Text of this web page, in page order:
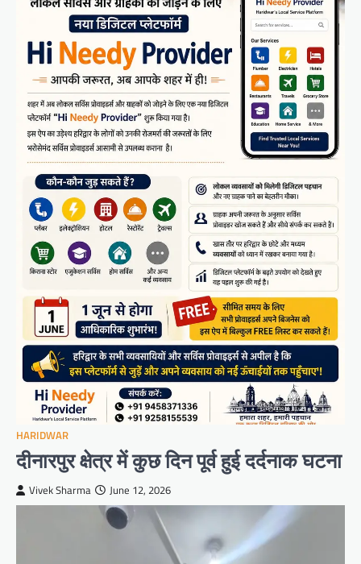
HARIDWAR
दीनारपुर क्षेत्र में कुछ दिन पूर्व हुई दर्दनाक घटना
Vivek Sharma June 12, 2026